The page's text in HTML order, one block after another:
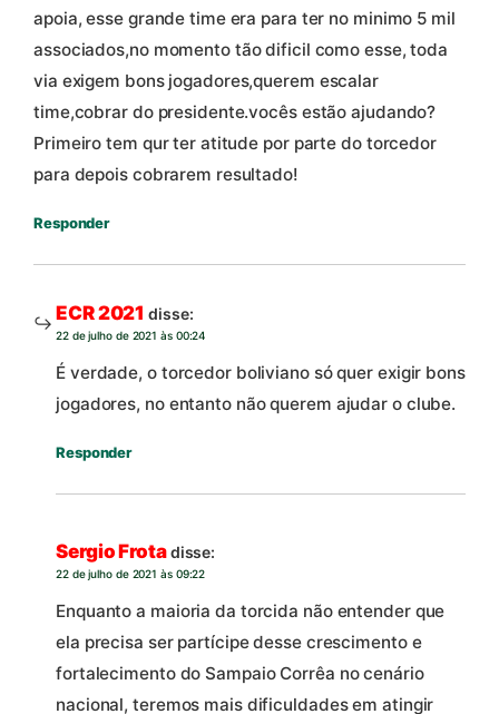
apoia, esse grande time era para ter no minimo 5 mil
associados,no momento tão dificil como esse, toda
via exigem bons jogadores,querem escalar
time,cobrar do presidente.vocês estão ajudando?
Primeiro tem qur ter atitude por parte do torcedor
para depois cobrarem resultado!
Responder
ECR 2021 disse:
22 de julho de 2021 às 00:24
É verdade, o torcedor boliviano só quer exigir bons
jogadores, no entanto não querem ajudar o clube.
Responder
Sergio Frotadisse:
22 de julho de 2021 às 09:22
Enquanto a maioria da torcida não entender que
ela precisa ser partícipe desse crescimento e
fortalecimento do Sampaio Corrêa no cenário
nacional, teremos mais dificuldades em atingir